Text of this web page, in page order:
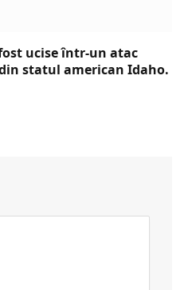
ucise într-un atac
statul american Idaho.